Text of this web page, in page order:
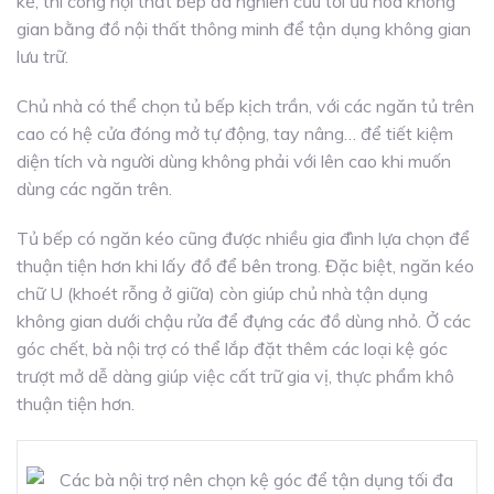
gian bằng đồ nội thất thông minh để tận dụng không gian
lưu trữ.
Chủ nhà có thể chọn tủ bếp kịch trần, với các ngăn tủ trên
cao có hệ cửa đóng mở tự động, tay nâng… để tiết kiệm
diện tích và người dùng không phải với lên cao khi muốn
dùng các ngăn trên.
Tủ bếp có ngăn kéo cũng được nhiều gia đình lựa chọn để
thuận tiện hơn khi lấy đồ để bên trong. Đặc biệt, ngăn kéo
chữ U (khoét rỗng ở giữa) còn giúp chủ nhà tận dụng
không gian dưới chậu rửa để đựng các đồ dùng nhỏ. Ở các
góc chết, bà nội trợ có thể lắp đặt thêm các loại kệ góc
trượt mở dễ dàng giúp việc cất trữ gia vị, thực phẩm khô
thuận tiện hơn.